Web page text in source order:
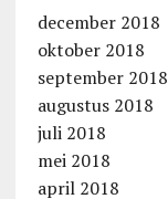
december 2018
oktober 2018
september 2018
augustus 2018
juli 2018
mei 2018
april 2018